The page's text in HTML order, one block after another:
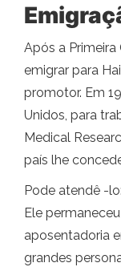
Após a Primeira
emigrar para
promotor. Em
Unidos, para
Medical
país lhe
Pode atendê -
Ele
aposentadoria
grandes